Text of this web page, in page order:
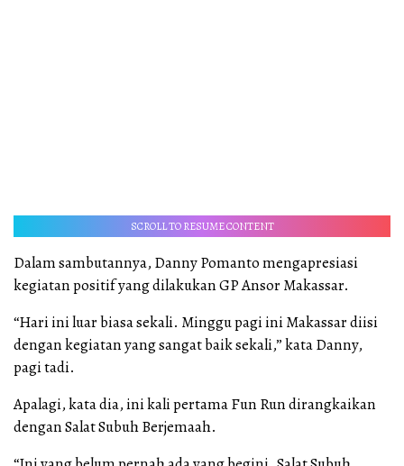
SCROLL TO RESUME CONTENT
Dalam sambutannya, Danny Pomanto mengapresiasi
kegiatan positif yang dilakukan GP Ansor Makassar.
“Hari ini luar biasa sekali. Minggu pagi ini Makassar diisi
dengan kegiatan yang sangat baik sekali,” kata Danny,
pagi tadi.
Apalagi, kata dia, ini kali pertama Fun Run dirangkaikan
dengan Salat Subuh Berjemaah.